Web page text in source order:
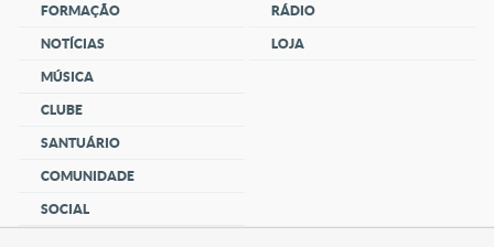
FORMAÇÃO
NOTÍCIAS
MÚSICA
CLUBE
SANTUÁRIO
COMUNIDADE
SOCIAL
RÁDIO
LOJA